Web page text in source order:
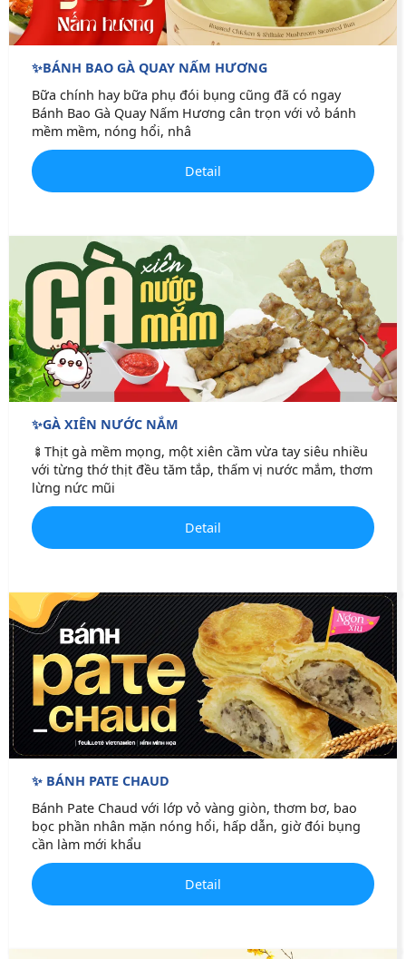
✨BÁNH BAO GÀ QUAY NẤM HƯƠNG
Bữa chính hay bữa phụ đói bụng cũng đã có ngay
Bánh Bao Gà Quay Nấm Hương cân trọn với vỏ bánh
mềm mềm, nóng hổi, nhâ
Detail
✨GÀ XIÊN NƯỚC NẮM
🍢Thịt gà mềm mọng, một xiên cầm vừa tay siêu nhiều
với từng thớ thịt đều tăm tắp, thấm vị nước mắm, thơm
lừng nức mũi
Detail
✨ BÁNH PATE CHAUD
Bánh Pate Chaud với lớp vỏ vàng giòn, thơm bơ, bao
bọc phần nhân mặn nóng hổi, hấp dẫn, giờ đói bụng
cần làm mới khẩu
Detail